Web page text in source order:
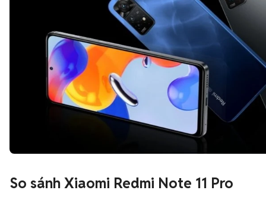
So sánh Xiaomi Redmi Note 11 Pro